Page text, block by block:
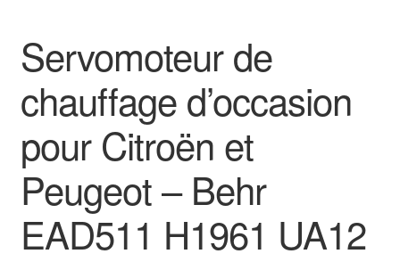
Servomoteur de
chauffage d’occasion
pour Citroën et
Peugeot – Behr
EAD511 H1961 UA12